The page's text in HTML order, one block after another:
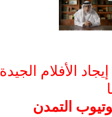
الأفلام الجيدة
التمدن